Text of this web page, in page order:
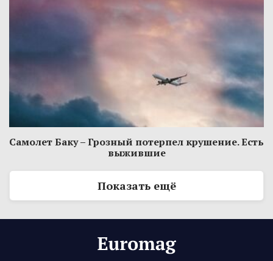
Самолет Баку – Грозный потерпел крушение. Есть
выжившие
Показать ещё